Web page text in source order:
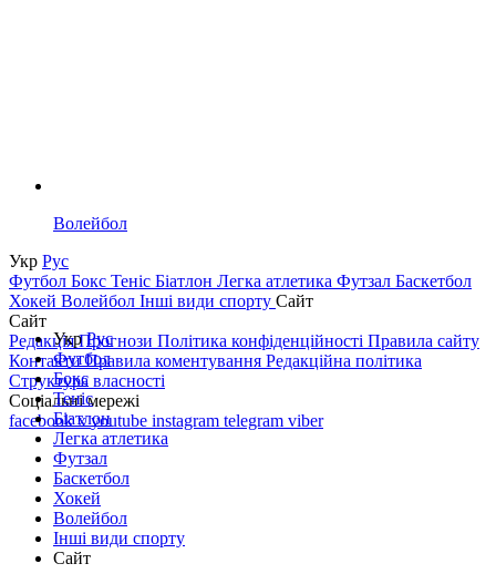
Волейбол
Укр Рус
Футбол Бокс Теніс Біатлон Легка атлетика Футзал Баскетбол
Хокей Волейбол Інші види спорту Сайт
Сайт
РедакціяПрогнози Політика конфіденційності Правила сайту
КонтактиПравила коментування Редакційна політика
Структура власності
Соціальні мережі
facebookxyoutube instagram telegram viber
УкрРус
Футбол
Бокс
Теніс
Біатлон
Легка атлетика
Футзал
Баскетбол
Хокей
Волейбол
Інші види спорту
Сайт